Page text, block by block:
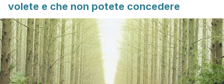
volete e che non potete concedere